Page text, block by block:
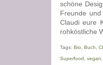
schöne
Freunde
Claudi eure
rohköstliche
Tags: Bio Buch
Superfood vegan